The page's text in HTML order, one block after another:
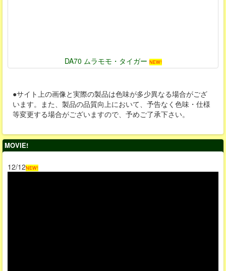
DA70 ムラモモ・タイガー NEW!
●サイト上の画像と実際の製品は色味が多少異なる場合がござ
います。また、製品の品質向上において、予告なく色味・仕様
等変更する場合がございますので、予めご了承下さい。
MOVIE!
12/12NEW!